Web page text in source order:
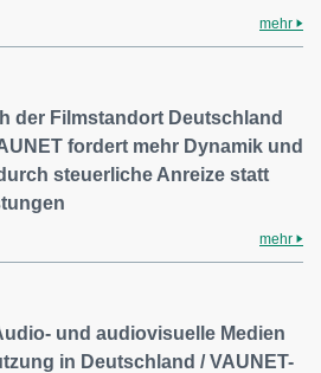
mehr
der Filmstandort Deutschland
fordert mehr Dynamik und
steuerliche Anreize statt
mehr
und audiovisuelle Medien
in Deutschland / VAUNET-